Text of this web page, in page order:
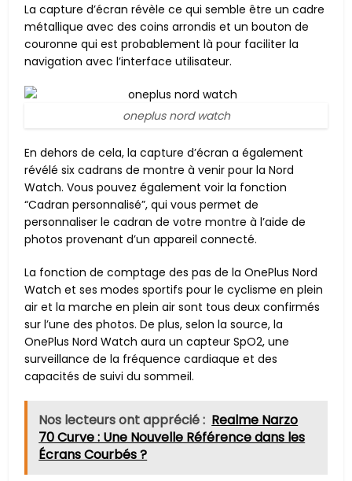
La capture d’écran révèle ce qui semble être un cadre
métallique avec des coins arrondis et un bouton de
couronne qui est probablement là pour faciliter la
navigation avec l’interface utilisateur.
oneplus nord watch
En dehors de cela, la capture d’écran a également
révélé six cadrans de montre à venir pour la Nord
Watch. Vous pouvez également voir la fonction
“Cadran personnalisé”, qui vous permet de
personnaliser le cadran de votre montre à l’aide de
photos provenant d’un appareil connecté.
La fonction de comptage des pas de la OnePlus Nord
Watch et ses modes sportifs pour le cyclisme en plein
air et la marche en plein air sont tous deux confirmés
sur l’une des photos. De plus, selon la source, la
OnePlus Nord Watch aura un capteur SpO2, une
surveillance de la fréquence cardiaque et des
capacités de suivi du sommeil.
Nos lecteurs ont apprécié : Realme Narzo
70 Curve : Une Nouvelle Référence dans les
Écrans Courbés ?